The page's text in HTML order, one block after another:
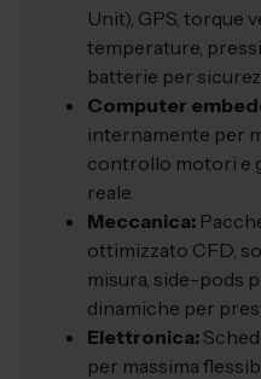
Unit), GPS, torque
temperature,
batterie per
Computer
internamente per
controllo motori e
reale.
Meccanica:
ottimizzato CFD,
misura, side-pods
dinamiche per
Elettronica:
per massima